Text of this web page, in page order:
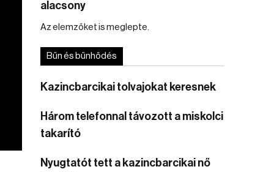
alacsony
Az elemzőket is meglepte.
Bűn és bűnhődés
Kazincbarcikai tolvajokat keresnek
Három telefonnal távozott a miskolci
takarító
Nyugtatót tett a kazincbarcikai nő